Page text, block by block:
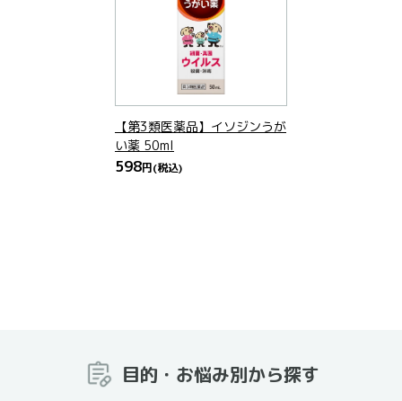
【第3類医薬品】イソジンうが
い薬 50ml
598円(税込)
目的・お悩み別から探す